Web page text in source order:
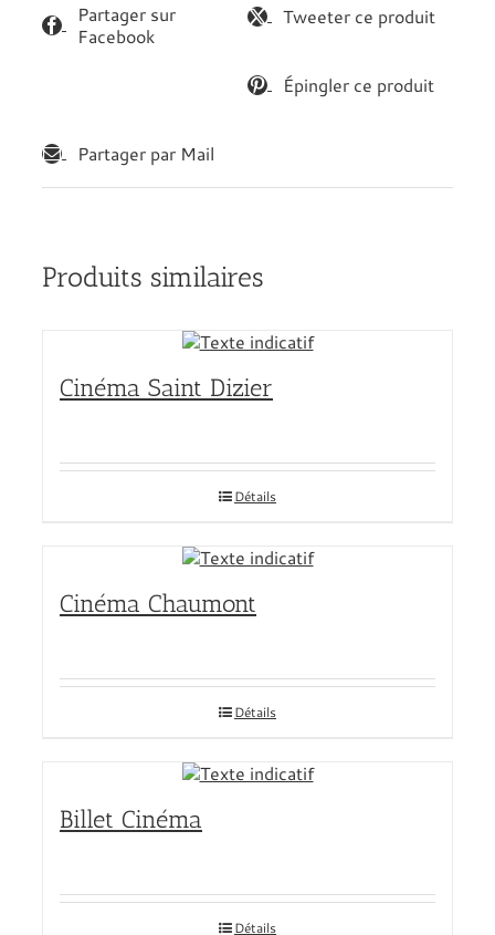
Partager sur
Facebook
Tweeter ce produit
Épingler ce produit
Partager par Mail
Produits similaires
Cinéma Saint Dizier
Détails
Cinéma Chaumont
Détails
Billet Cinéma
Détails